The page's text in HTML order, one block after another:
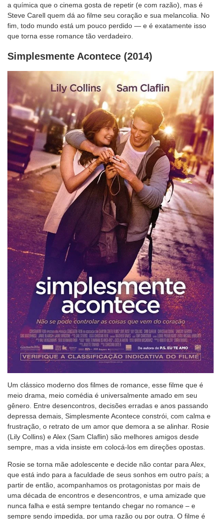
a química que o cinema gosta de repetir (e com razão), mas é
Steve Carell quem dá ao filme seu coração e sua melancolia. No
fim, todo mundo está um pouco perdido — e é exatamente isso
que torna esse romance tão verdadeiro.
Simplesmente Acontece (2014)
Um clássico moderno dos filmes de romance, esse filme que é
meio drama, meio comédia é universalmente amado em seu
gênero. Entre desencontros, decisões erradas e anos passando
depressa demais, Simplesmente Acontece constrói, com calma e
frustração, o retrato de um amor que demora a se alinhar. Rosie
(Lily Collins) e Alex (Sam Claflin) são melhores amigos desde
sempre, mas a vida insiste em colocá-los em direções opostas.
Rosie se torna mãe adolescente e decide não contar para Alex,
que está indo para a faculdade de seus sonhos em outro país; a
partir de então, acompanhamos os protagonistas por mais de
uma década de encontros e desencontros, e uma amizade que
nunca falha e está sempre tentando chegar no romance – e
sempre sendo impedida, por uma razão ou por outra. O filme é